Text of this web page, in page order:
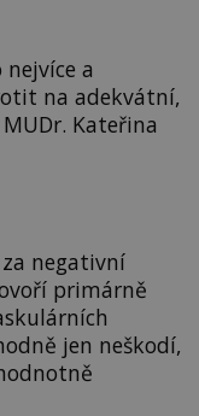
a
na adekvátní,
Kateřina
negativní
primárně
jen neškodí,